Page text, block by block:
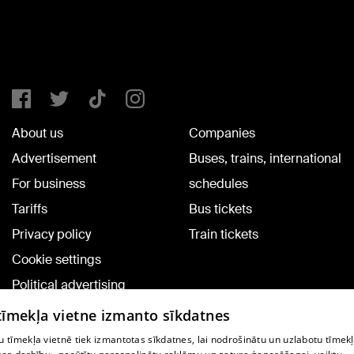
About us
Advertisement
For business
Tariffs
Privacy policy
Cookie settings
Political advertising
Cookie policy
Commenting terms
Companies
Buses, trains, international
schedules
Bus tickets
Train tickets
vietne izmanto sīkdatnes
tīmekļa vietnē tiek izmantotas sīkdatnes, lai nodrošinātu un uzlabotu